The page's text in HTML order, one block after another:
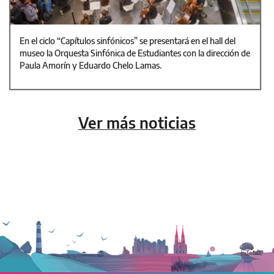
En el ciclo “Capítulos sinfónicos” se presentará en el hall del
museo la Orquesta Sinfónica de Estudiantes con la dirección de
Paula Amorín y Eduardo Chelo Lamas.
Ver más noticias